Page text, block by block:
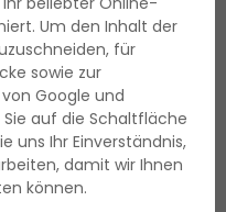
immer bei sich
wenn die normale
in der Handtasche
kleinen nachfüllbaren
können, egal
Um den Inhalt der
für
sowie zur
Google und
auf die Schaltfläche
uns Ihr Einverständnis,
damit wir Ihnen
können.